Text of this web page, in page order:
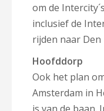
om de
inclusief de
rijden naar Den
Hoofddorp
Ook het plan
Amsterdam in